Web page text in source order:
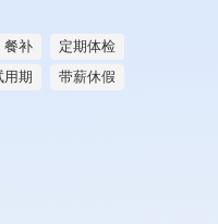
餐补
定期体检
用期
带薪休假